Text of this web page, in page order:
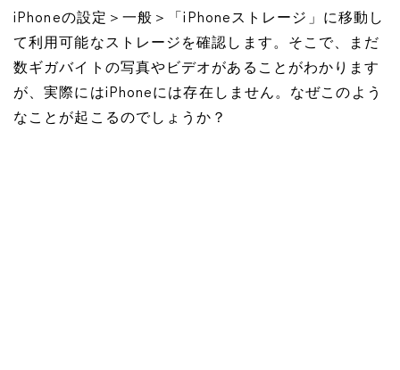
iPhoneの設定＞一般＞「iPhoneストレージ」に移動し
て利用可能なストレージを確認します。そこで、まだ
数ギガバイトの写真やビデオがあることがわかります
が、実際にはiPhoneには存在しません。なぜこのよう
なことが起こるのでしょうか？